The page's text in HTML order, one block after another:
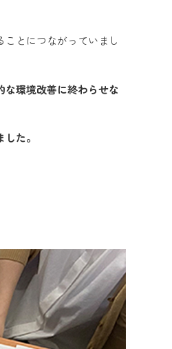
とにつながっていまし
環境改善に終わらせな
た。